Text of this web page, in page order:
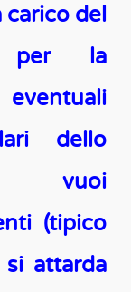
del
per la
dello
vuoi
(tipico
attarda